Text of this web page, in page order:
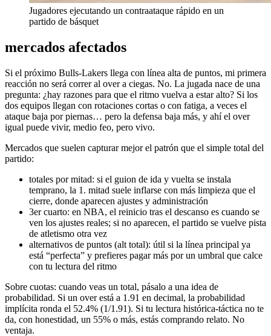
Jugadores ejecutando un contraataque rápido en un
partido de básquet
mercados afectados
Si el próximo Bulls-Lakers llega con línea alta de puntos, mi primera
reacción no será correr al over a ciegas. No. La jugada nace de una
pregunta: ¿hay razones para que el ritmo vuelva a estar alto? Si los
dos equipos llegan con rotaciones cortas o con fatiga, a veces el
ataque baja por piernas… pero la defensa baja más, y ahí el over
igual puede vivir, medio feo, pero vivo.
Mercados que suelen capturar mejor el patrón que el simple total del
partido:
totales por mitad: si el guion de ida y vuelta se instala
temprano, la 1. mitad suele inflarse con más limpieza que el
cierre, donde aparecen ajustes y administración
3er cuarto: en NBA, el reinicio tras el descanso es cuando se
ven los ajustes reales; si no aparecen, el partido se vuelve pista
de atletismo otra vez
alternativos de puntos (alt total): útil si la línea principal ya
está “perfecta” y prefieres pagar más por un umbral que calce
con tu lectura del ritmo
Sobre cuotas: cuando veas un total, pásalo a una idea de
probabilidad. Si un over está a 1.91 en decimal, la probabilidad
implícita ronda el 52.4% (1/1.91). Si tu lectura histórica-táctica no te
da, con honestidad, un 55% o más, estás comprando relato. No
ventaja.